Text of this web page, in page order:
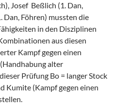
Josef Beßlich (1. Dan,
Dan, Föhren) mussten die
in den Disziplinen
aus diesen
Kampf gegen einen
alter
Prüfung Bo = langer Stock
Kumite (Kampf gegen einen